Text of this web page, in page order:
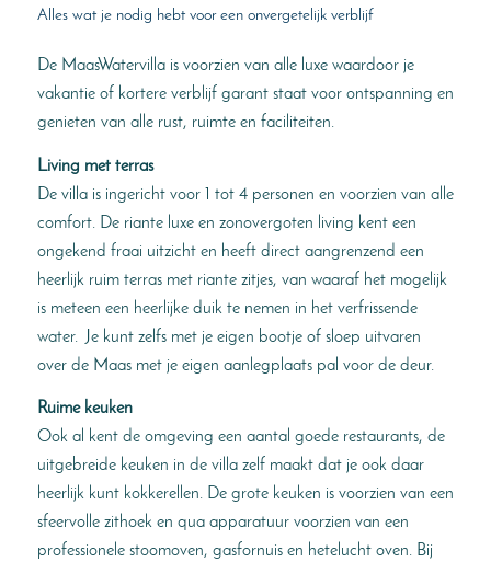
Alles wat je nodig hebt voor een onvergetelijk verblijf
De MaasWatervilla is voorzien van alle luxe waardoor je
vakantie of kortere verblijf garant staat voor ontspanning en
genieten van alle rust, ruimte en faciliteiten.
Living met terras
De villa is ingericht voor 1 tot 4 personen en voorzien van alle
comfort. De riante luxe en zonovergoten living kent een
ongekend fraai uitzicht en heeft direct aangrenzend een
heerlijk ruim terras met riante zitjes, van waaraf het mogelijk
is meteen een heerlijke duik te nemen in het verfrissende
water. Je kunt zelfs met je eigen bootje of sloep uitvaren
over de Maas met je eigen aanlegplaats pal voor de deur.
Ruime keuken
Ook al kent de omgeving een aantal goede restaurants, de
uitgebreide keuken in de villa zelf maakt dat je ook daar
heerlijk kunt kokkerellen. De grote keuken is voorzien van een
sfeervolle zithoek en qua apparatuur voorzien van een
professionele stoomoven, gasfornuis en hetelucht oven. Bij